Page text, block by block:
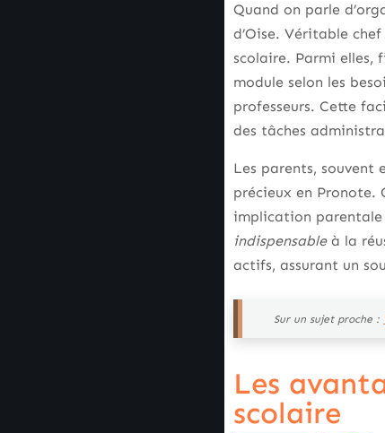
Quand on parle
d’Oise. Véritable
scolaire. Parmi elles,
module selon les
professeurs. Cette
des tâches
Les parents, souvent
précieux en Pronote.
implication parentale
indispensableà la
actifs, assurant un
Sur un sujet proche :
Les
scolaire